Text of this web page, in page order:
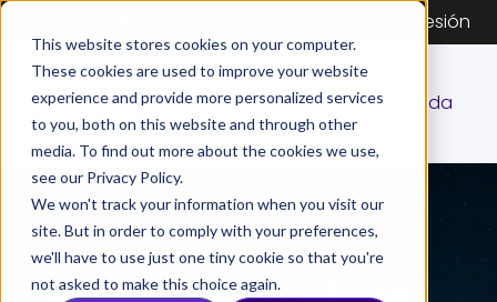
This website stores cookies on your computer.
These cookies are used to improve your website
experience and provide more personalized services
to you, both on this website and through other
media. To find out more about the cookies we use,
see our Privacy Policy.
We won't track your information when you visit our
site. But in order to comply with your preferences,
we'll have to use just one tiny cookie so that you're
not asked to make this choice again.
Traducciones de Mostrar submenú de
Iniciar sesión
Centro de ayuda
- Aquí, misión control. ¿En qué